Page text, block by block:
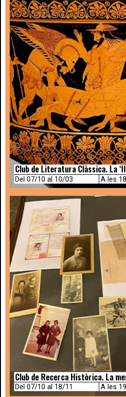
Club de Literatura Clàssica. La
Del 07/10 al 10/03 A les
Club de Recerca Històrica. La
Del 07/10 al 18/11 A les